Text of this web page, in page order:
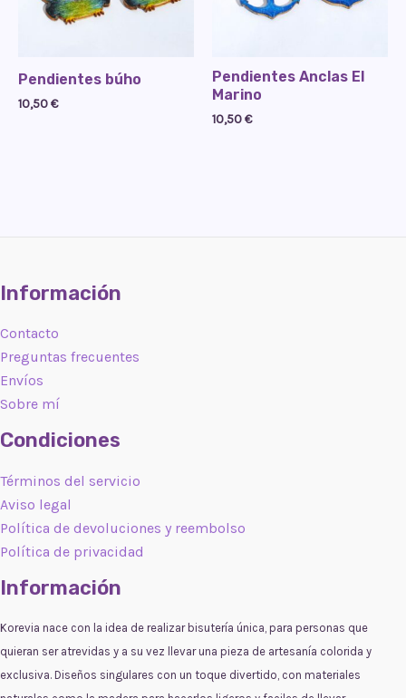
Pendientes búho
10,50€
Pendientes Anclas El
Marino
10,50€
Información
Contacto
Preguntas frecuentes
Envíos
Sobre mí
Condiciones
Términos del servicio
Aviso legal
Política de devoluciones y reembolso
Política de privacidad
Información
Korevia nace con la idea de realizar bisutería única, para personas que
quieran ser atrevidas y a su vez llevar una pieza de artesanía colorida y
exclusiva. Diseños singulares con un toque divertido, con materiales